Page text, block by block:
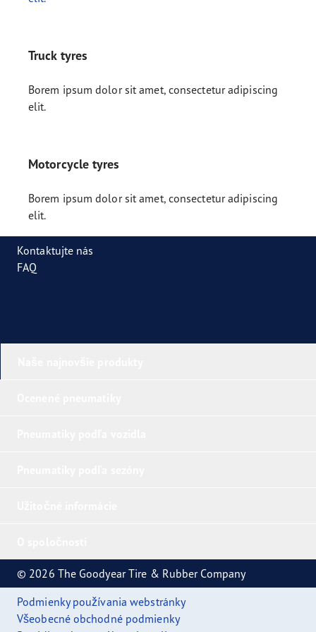
Truck tyres
Borem ipsum dolor sit amet, consectetur adipiscing
elit.
Motorcycle tyres
Borem ipsum dolor sit amet, consectetur adipiscing
elit.
Kontaktujte nás
FAQ
© 2026 The Goodyear Tire & Rubber Company
Podmienky používania webstránky
Všeobecné obchodné podmienky